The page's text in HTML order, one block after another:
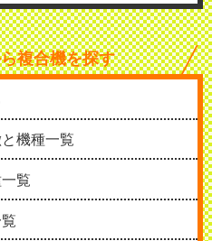
複合機を探す
機種一覧
覧